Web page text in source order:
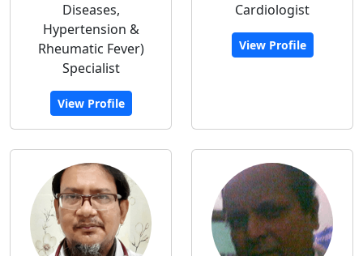
Diseases,
Hypertension &
Rheumatic Fever)
Specialist
View Profile
Cardiologist
View Profile